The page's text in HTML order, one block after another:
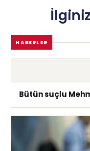
HABERLER
Bütün suçlu